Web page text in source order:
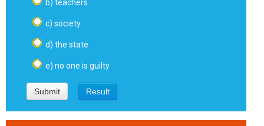
b) teachers
c) society
d) the state
e) no one is guilty